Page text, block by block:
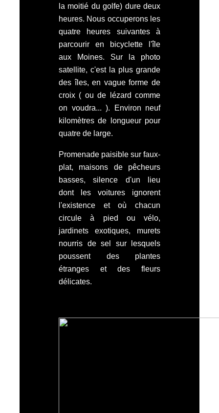
la moitié du golfe) dure deux
heures. Nous occuperons les
quatre heures suivantes à
parcourir en bicyclette l'île
aux Moines. Sur la photo
satellite, c'est la plus grande
des îles, en vague forme de
croix ( ou de lézard comme
on voudra... ). Environ neuf
kilomètres de longueur pour
quatre de large.
Promenade paisible sur faux-
plat, maisons de pêcheurs
basses, silence d'un lieu
dont les voitures ignorent
l'existence et où chacun
circule à pied ou vélo,
jardinets exotiques, murets
nourris de sel sur lesquels
poussent des plantes
étranges et des fleurs
délicates.